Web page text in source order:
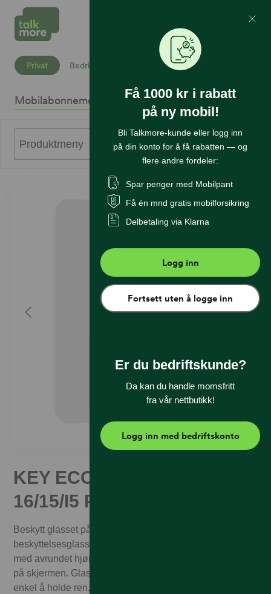
Mine Sider
Privat Bedrift
Mobilabonnement Mobiltelefoner InternettSikkerhet
Produktmeny
KEY ECO Glass iPhone
16/15/I5 Pro
Beskytt glasset på din iPhone mot riper med transparent
beskyttelsesglass. Tynt kjemisk temperert herdet glass
med avrundet hjørner som legger seg litt nedover kanten
på skjermen. Glasset etterlater ingen fingeravtrykk og er
enkel å holde ren.
Få 1000 kr i rabatt
på ny mobil!
Bli Talkmore-kunde eller logg inn
på din konto for å få rabatten — og
flere andre fordeler:
Spar penger med Mobilpant
Få én mnd gratis mobilforsikring
Delbetaling via Klarna
Logg inn
Fortsett uten å logge inn
Er du bedriftskunde?
Da kan du handle momsfritt
fra vår nettbutikk!
Logg inn med bedriftskonto